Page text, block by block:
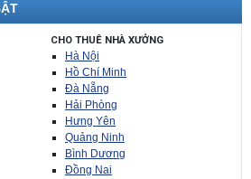
CHO THUÊ NHÀ XƯỞNG
Hà Nội
Hồ Chí Minh
Đà Nẵng
Hải Phòng
Hưng Yên
Quảng Ninh
Bình Dương
Đồng Nai